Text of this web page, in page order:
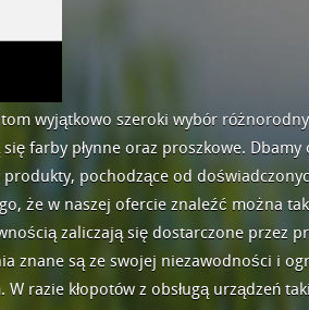
wyjątkowo szeroki wybór
farby płynne oraz proszkowe.
produkty, pochodzące od
że w naszej ofercie znaleźć można
zaliczają się dostarczone przez
znane są ze swojej niezawodności i
razie kłopotów z obsługą urządzeń